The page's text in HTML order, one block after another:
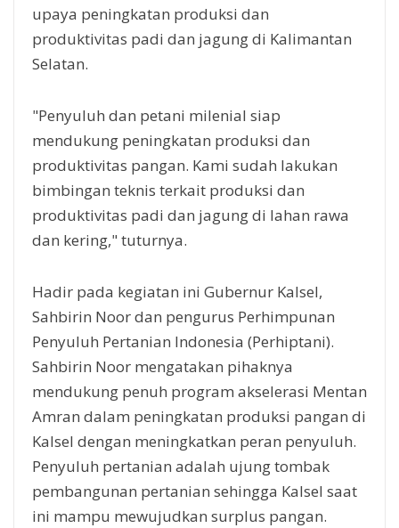
upaya peningkatan produksi dan
produktivitas padi dan jagung di Kalimantan
Selatan.
"Penyuluh dan petani milenial siap
mendukung peningkatan produksi dan
produktivitas pangan. Kami sudah lakukan
bimbingan teknis terkait produksi dan
produktivitas padi dan jagung di lahan rawa
dan kering," tuturnya.
Hadir pada kegiatan ini Gubernur Kalsel,
Sahbirin Noor dan pengurus Perhimpunan
Penyuluh Pertanian Indonesia (Perhiptani).
Sahbirin Noor mengatakan pihaknya
mendukung penuh program akselerasi Mentan
Amran dalam peningkatan produksi pangan di
Kalsel dengan meningkatkan peran penyuluh.
Penyuluh pertanian adalah ujung tombak
pembangunan pertanian sehingga Kalsel saat
ini mampu mewujudkan surplus pangan.